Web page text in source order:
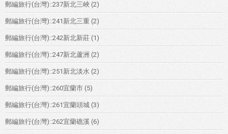
郵編旅行(台灣)::237新北三峽 (2)
郵編旅行(台灣)::241新北三重 (2)
郵編旅行(台灣)::242新北新莊 (1)
郵編旅行(台灣)::247新北蘆洲 (2)
郵編旅行(台灣)::251新北淡水 (2)
郵編旅行(台灣)::260宜蘭市 (5)
郵編旅行(台灣)::261宜蘭頭城 (3)
郵編旅行(台灣)::262宜蘭礁溪 (6)